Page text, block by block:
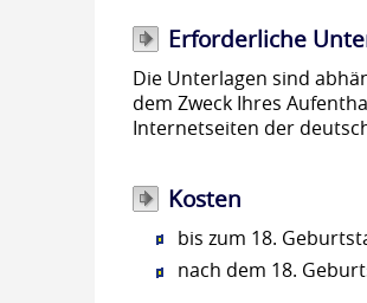
Erforderliche
Die Unterlagen sind
dem Zweck Ihres
Internetseiten der
Kosten
bis zum 18.
nach dem 18.